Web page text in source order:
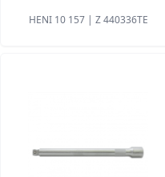
HENI 10 157 | Z 440336TE